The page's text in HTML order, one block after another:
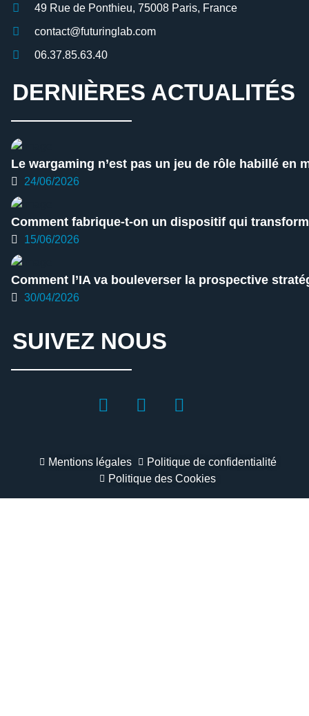
49 Rue de Ponthieu, 75008 Paris, France
contact@futuringlab.com
06.37.85.63.40
DERNIÈRES ACTUALITÉS
Le wargaming n’est pas un jeu de rôle habillé en
24/06/2026
Comment fabrique-t-on un dispositif qui
15/06/2026
Comment l’IA va bouleverser la prospective
30/04/2026
SUIVEZ NOUS
Mentions légales
Politique de confidentialité
Politique des Cookies